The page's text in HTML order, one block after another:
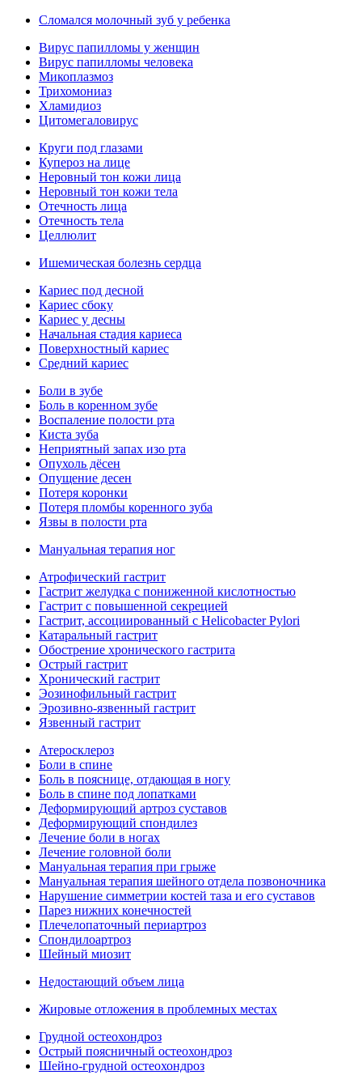
Сломался молочный зуб у ребенка
Вирус папилломы у женщин
Вирус папилломы человека
Микоплазмоз
Трихомониаз
Хламидиоз
Цитомегаловирус
Круги под глазами
Купероз на лице
Неровный тон кожи лица
Неровный тон кожи тела
Отечность лица
Отечность тела
Целлюлит
Ишемическая болезнь сердца
Кариес под десной
Кариес сбоку
Кариес у десны
Начальная стадия кариеса
Поверхностный кариес
Средний кариес
Боли в зубе
Боль в коренном зубе
Воспаление полости рта
Киста зуба
Неприятный запах изо рта
Опухоль дёсен
Опущение десен
Потеря коронки
Потеря пломбы коренного зуба
Язвы в полости рта
Мануальная терапия ног
Атрофический гастрит
Гастрит желудка с пониженной кислотностью
Гастрит с повышенной секрецией
Гастрит, ассоциированный с Helicobacter Pylori
Катаральный гастрит
Обострение хронического гастрита
Острый гастрит
Хронический гастрит
Эозинофильный гастрит
Эрозивно-язвенный гастрит
Язвенный гастрит
Атеросклероз
Боли в спине
Боль в пояснице, отдающая в ногу
Боль в спине под лопатками
Деформирующий артроз суставов
Деформирующий спондилез
Лечение боли в ногах
Лечение головной боли
Мануальная терапия при грыже
Мануальная терапия шейного отдела позвоночника
Нарушение симметрии костей таза и его суставов
Парез нижних конечностей
Плечелопаточный периартроз
Спондилоартроз
Шейный миозит
Недостающий объем лица
Жировые отложения в проблемных местах
Грудной остеохондроз
Острый поясничный остеохондроз
Шейно-грудной остеохондроз